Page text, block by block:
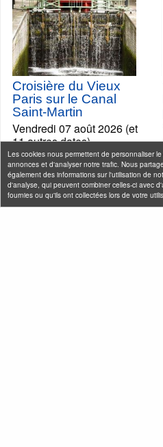
Les cookies nous permettent de personnaliser
annonces et d'analyser notre trafic. Nous
également des informations sur l'utilisation de
d'analyse, qui peuvent combiner celles-ci avec
fournies ou qu'ils ont collectées lors de votre
Croisière du Vieux
Paris sur le Canal
Saint-Martin
Vendredi 07 août 2026 (et
11 autres dates)